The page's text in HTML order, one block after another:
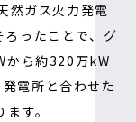
然ガス火力発電
ったことで、グ
から約320万kW
電所と合わせた
す。